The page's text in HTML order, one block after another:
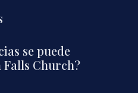
se puede
Falls Church?